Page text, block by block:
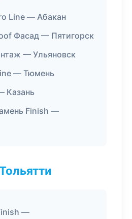
Line — Абакан
Фасад — Пятигорск
— Ульяновск
— Тюмень
Казань
Finish —
—